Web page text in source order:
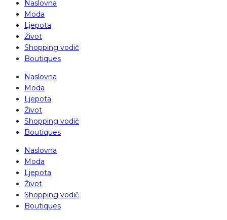
Naslovna
Moda
Ljepota
Život
Shopping vodič
Boutiques
Naslovna
Moda
Ljepota
Život
Shopping vodič
Boutiques
Naslovna
Moda
Ljepota
Život
Shopping vodič
Boutiques